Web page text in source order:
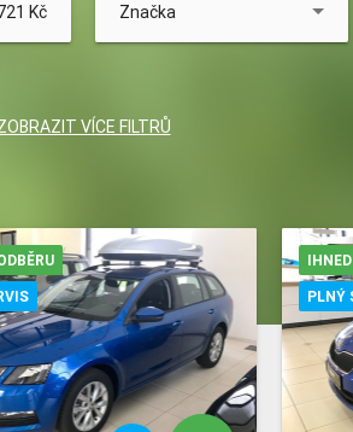
Kč Značka
Stav tachometru do
VÍCE FILTRŮ
PLNÝ